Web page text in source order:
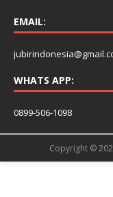
EMAIL:
WHATS APP:
0899-506-1098
Copyright ©